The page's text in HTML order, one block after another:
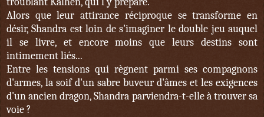
Alors que leur attirance réciproque se transforme en
désir, Shandra est loin de s'imaginer le double jeu auquel
il se livre, et encore moins que leurs destins sont
intimement liés...
Entre les tensions qui règnent parmi ses compagnons
d'armes, la soif d'un sabre buveur d'âmes et les exigences
d'un ancien dragon, Shandra parviendra-t-elle à trouver sa
voie ?